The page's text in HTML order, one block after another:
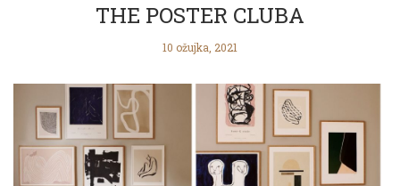
THE POSTER CLUBA
10 ožujka, 2021